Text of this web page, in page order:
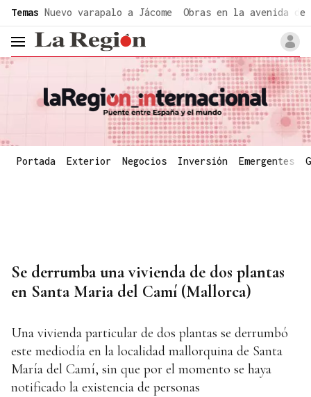
Temas Nuevo varapalo a Jácome Obras en la avenida de
header.menu.open
Portada Exterior Negocios Inversión Emergentes
Se derrumba una vivienda de dos plantas
en Santa Maria del Camí (Mallorca)
Una vivienda particular de dos plantas se derrumbó
este mediodía en la localidad mallorquina de Santa
María del Camí, sin que por el momento se haya
notificado la existencia de personas